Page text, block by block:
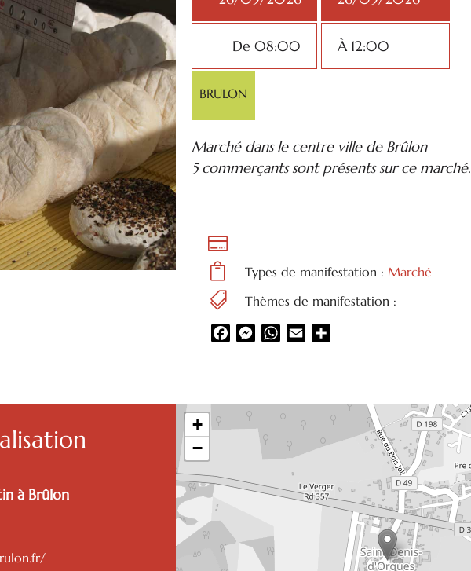
De 08:00 À 12:00
BRULON
Marché dans le centre ville de Brûlon
5 commerçants sont présents sur ce marché.


Types de manifestation :Marché
 Thèmes de manifestation :
FacebookMessenger
WhatsApp
Email
à Brûlon
+
−